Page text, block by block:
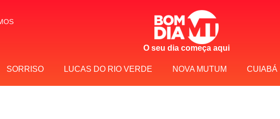
O seu dia começa aqui
SORRISO LUCAS DO RIO VERDE NOVA MUTUM CUIABÁ